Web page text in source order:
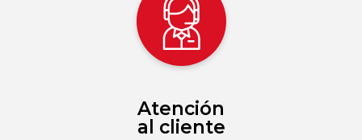
Atención
al cliente